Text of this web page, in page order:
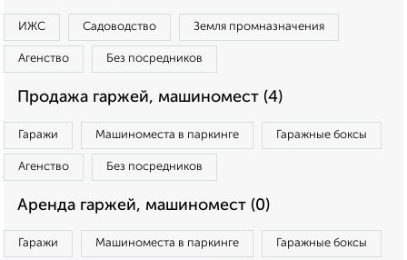
ИЖС Садоводство Земля промназначения
Агенство Без посредников
Продажа гаржей, машиномест (4)
Гаражи Машиноместа в паркинге Гаражные боксы
Агенство Без посредников
Аренда гаржей, машиномест (0)
Гаражи Машиноместа в паркинге Гаражные боксы